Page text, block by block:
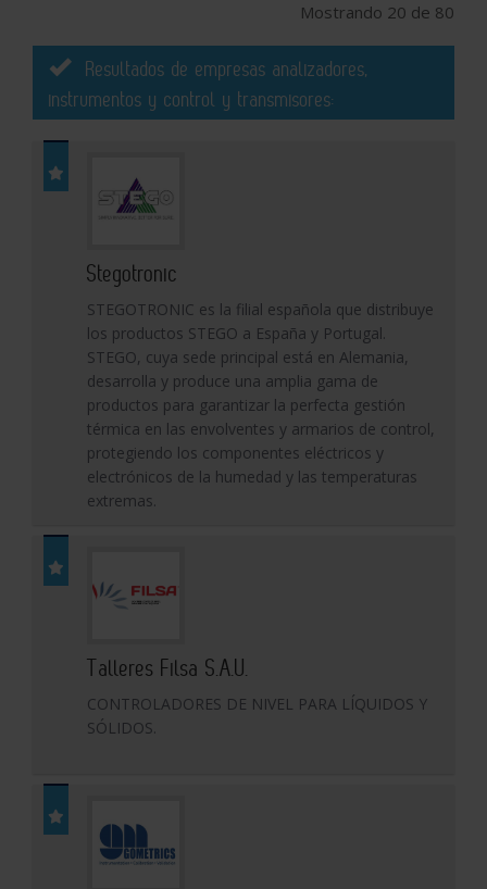
Mostrando 20 de 80
Resultados de empresas analizadores,
instrumentos y control y transmisores:
Stegotronic
STEGOTRONIC es la filial española que distribuye
los productos STEGO a España y Portugal.
STEGO, cuya sede principal está en Alemania,
desarrolla y produce una amplia gama de
productos para garantizar la perfecta gestión
térmica en las envolventes y armarios de control,
protegiendo los componentes eléctricos y
electrónicos de la humedad y las temperaturas
extremas.
Talleres Filsa S.A.U.
CONTROLADORES DE NIVEL PARA LÍQUIDOS Y
SÓLIDOS.